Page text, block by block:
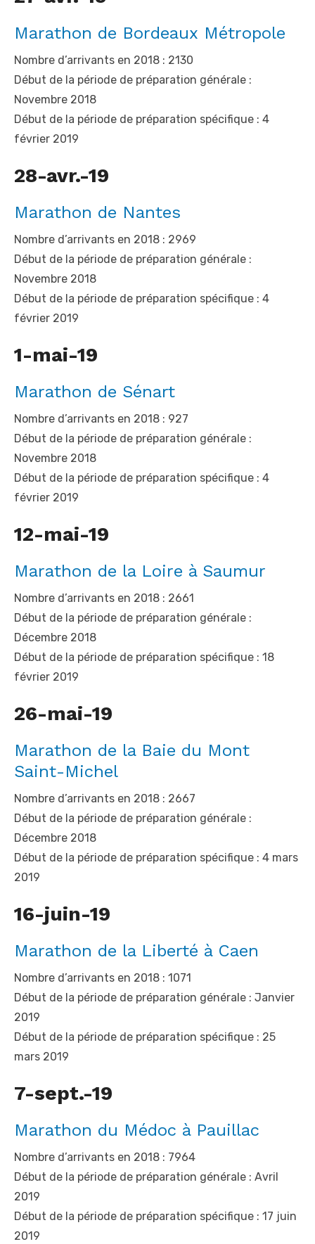
Marathon de Bordeaux Métropole
Nombre d’arrivants en 2018 : 2130
Début de la période de préparation générale :
Novembre 2018
Début de la période de préparation spécifique : 4
février 2019
28-avr.-19
Marathon de Nantes
Nombre d’arrivants en 2018 : 2969
Début de la période de préparation générale :
Novembre 2018
Début de la période de préparation spécifique : 4
février 2019
1-mai-19
Marathon de Sénart
Nombre d’arrivants en 2018 : 927
Début de la période de préparation générale :
Novembre 2018
Début de la période de préparation spécifique : 4
février 2019
12-mai-19
Marathon de la Loire à Saumur
Nombre d’arrivants en 2018 : 2661
Début de la période de préparation générale :
Décembre 2018
Début de la période de préparation spécifique : 18
février 2019
26-mai-19
Marathon de la Baie du Mont
Saint-Michel
Nombre d’arrivants en 2018 : 2667
Début de la période de préparation générale :
Décembre 2018
Début de la période de préparation spécifique : 4 mars
2019
16-juin-19
Marathon de la Liberté à Caen
Nombre d’arrivants en 2018 : 1071
Début de la période de préparation générale : Janvier
2019
Début de la période de préparation spécifique : 25
mars 2019
7-sept.-19
Marathon du Médoc à Pauillac
Nombre d’arrivants en 2018 : 7964
Début de la période de préparation générale : Avril
2019
Début de la période de préparation spécifique : 17 juin
2019